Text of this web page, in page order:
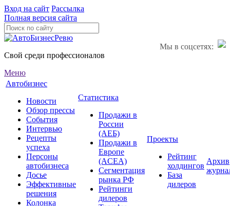
Вход на сайт Рассылка
Полная версия сайта
Мы в соцсетях:
Свой среди профессионалов
Меню
Автобизнес
Новости
Обзор прессы
События
Интервью
Рецепты
успеха
Персоны
автобизнеса
Досье
Эффективные
решения
Колонка
Статистика
Продажи в
России
(АЕБ)
Продажи в
Европе
(ACEA)
Сегментация
рынка РФ
Рейтинги
дилеров
Проекты
Рейтинг
холдингов
База
дилеров
Архив